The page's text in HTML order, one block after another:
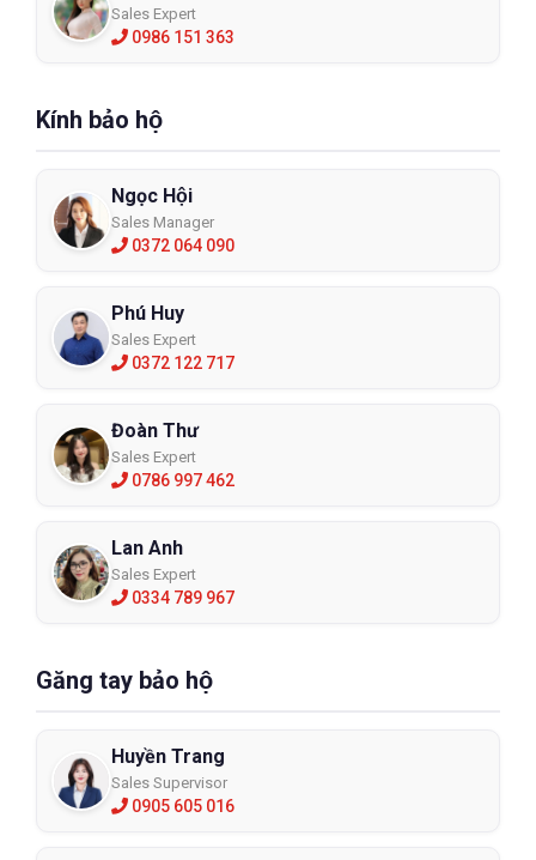
Sales Expert
0986 151 363
Kính bảo hộ
Ngọc Hội
Sales Manager
0372 064 090
Phú Huy
Sales Expert
0372 122 717
Đoàn Thư
Sales Expert
0786 997 462
Lan Anh
Sales Expert
0334 789 967
Găng tay bảo hộ
Huyền Trang
Sales Supervisor
0905 605 016